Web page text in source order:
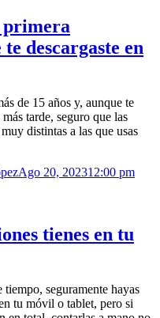
primera
descargaste en
de 15 años y, aunque te
tarde, seguro que las
distintas a las que usas
Ago 20, 202312:00 pm
tienes en tu
seguramente hayas
tu móvil o tablet, pero si